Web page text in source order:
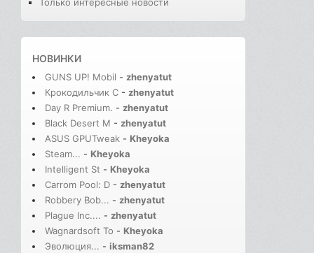
Только интересные новости
НОВИНКИ
GUNS UP! Mobil - zhenyatut
Крокодильчик С - zhenyatut
Day R Premium. - zhenyatut
Black Desert M - zhenyatut
ASUS GPUTweak - Kheyoka
Steam... - Kheyoka
Intelligent St - Kheyoka
Carrom Pool: D - zhenyatut
Robbery Bob... - zhenyatut
Plague Inc.... - zhenyatut
Wagnardsoft To - Kheyoka
Эволюция... - iksman82